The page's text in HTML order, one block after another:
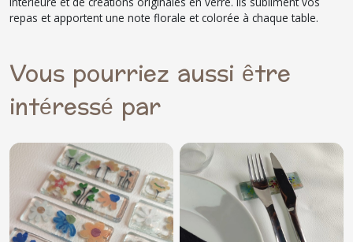
repas et apportent une note florale et colorée à chaque table.
Vous pourriez aussi être
intéressé par